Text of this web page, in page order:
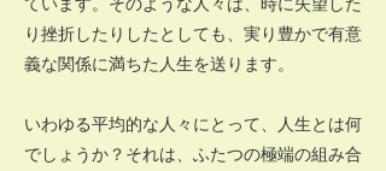
り挫折したりしたとしても、実り豊かで有意
義な関係に満ちた人生を送ります。
いわゆる平均的な人々にとって、人生とは何
でしょうか？それは、ふたつの極端の組み合